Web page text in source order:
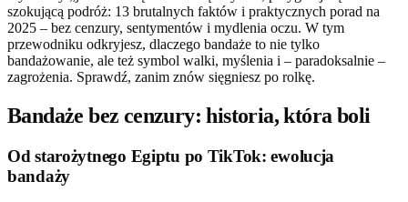
szokującą podróż: 13 brutalnych faktów i praktycznych porad na
2025 – bez cenzury, sentymentów i mydlenia oczu. W tym
przewodniku odkryjesz, dlaczego bandaże to nie tylko
bandażowanie, ale też symbol walki, myślenia i – paradoksalnie –
zagrożenia. Sprawdź, zanim znów sięgniesz po rolkę.
Bandaże bez cenzury: historia, która boli
Od starożytnego Egiptu po TikTok: ewolucja
bandaży